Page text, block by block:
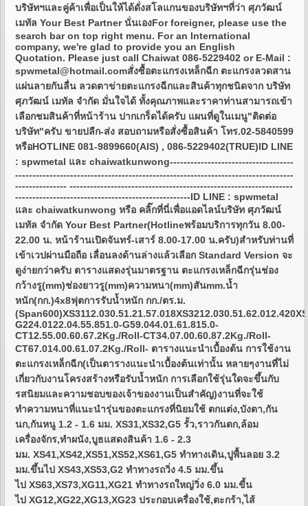
บริษัทฯและคู่ค้าเพื่อเป็นให้ได้ดั่งสโลแกนของบริษัทฯที่ว่า ศุภวัฒน์
เมทัล Your Best Partner นั่นเองFor foreigner, please use the
search bar on top right menu. For an International
company, we're glad to provide you an English
Quotation. Please just call Chaiwat 086-5229402 or E-Mail :
spwmetal@hotmail.comสั่งซื้อตะแกรงเหล็กฉีก ตะแกรงลวดสาน
แผ่นลายกันลื่น ลวดตาข่ายตะแกรงฉีกและสินค้าทุกชนิดจาก บริษัท
ศุภวัฒน์ เมทัล จำกัด มั่นใจได้ ทั้งคุณภาพและราคาท่านสามารถเข้า
เลือกชมสินค้าที่หน้าร้าน ปากเกร็ดได้ครับ แผนที่ดูในเมนู"ติดต่อ
บริษัท"ครับ ขายปลีก-ส่ง สอบถามหรือสั่งซื้อสินค้า โทร.02-5840599
หรือHOTLINE 081-9899660(AIS) , 086-5229402(TRUE)ID LINE
: spwmetal และ chaiwatkunwong------------------------------------
---------------------------------------------------------------------------------
--------------- -----------------------------------------------------------------
---------------------------------------------------ID LINE : spwmetal
และ chaiwatkunwong หรือ คลิ๊กที่นี่เพื่อแอดไลน์บริษัท ศุภวัฒน์
เมทัล จำกัด Your Best Partner(Hotlineพร้อมบริการทุกวัน 8.00-
22.00 น. หน้าร้านเปิดจันทร์-เสาร์ 8.00-17.00 น.ครับ)สำหรับท่านที่
เข้าเวปผ่านมือถือ เลื่อนลงด้านล่างแล้วเลือก Standard Version จะ
ดูง่ายกว่าครับ ตารางแสดงรุ่นมาตรฐาน ตะแกรงเหล็กฉีกรุ่นช่อง
กว้างรู(mm)ช่องยาวรู(mm)ความหนา(mm)สันmm.น้ำ
หนัก(กก.)4x8ฟุตการรับน้ำหนัก กก./ตร.ม.
G224.0122.04.55.851.0-G59.044.01.61.815.0-
CT12.55.00.60.67.2Kg./Roll-CT34.07.00.60.87.2Kg./Roll-
CT67.014.00.61.07.2Kg./Roll- ตารางแนะนำเบื้องต้น การใช้งาน
ตะแกรงเหล็กฉีก(เป็นตารางแนะนำเบื้องต้นเท่านั้น หลายๆงานที่ไม่
เกี่ยวกับงานโครงสร้างหรือรับน้ำหนัก การเลือกใช้รุ่นใดจะขึ้นกับ
รสนิยมและความชอบของเจ้าของงานเป็นสำคัญ)งานที่จะใช้
ทำความหนาที่แนะนำรุ่นของตะแกรงที่นิยมใช้ ตกแต่ง,บังตา,กัน
นก,กันหนู 1.2 - 1.6 มม. XS31,XS32,G5 รั้ว,ราวกันตก,ล้อม
เครื่องจักร,ทำผนัง,บูธแสดงสินค้า 1.6 - 2.3
มม. XS41,XS42,XS51,XS52,XS61,G5 ทำทางเดิน,ปูพื้นลอย 3.2
มม.ขึ้นไป XS43,XS53,G2 ทำทางรถวิ่ง 4.5 มม.ขึ้น
ไป XS63,XS73,XG11,XG21 ทำทางรถใหญ่วิ่ง 6.0 มม.ขี้น
ไป XG12,XG22,XG13,XG23 ประกอบเครื่องใช้,ตะกร้า,ไส้